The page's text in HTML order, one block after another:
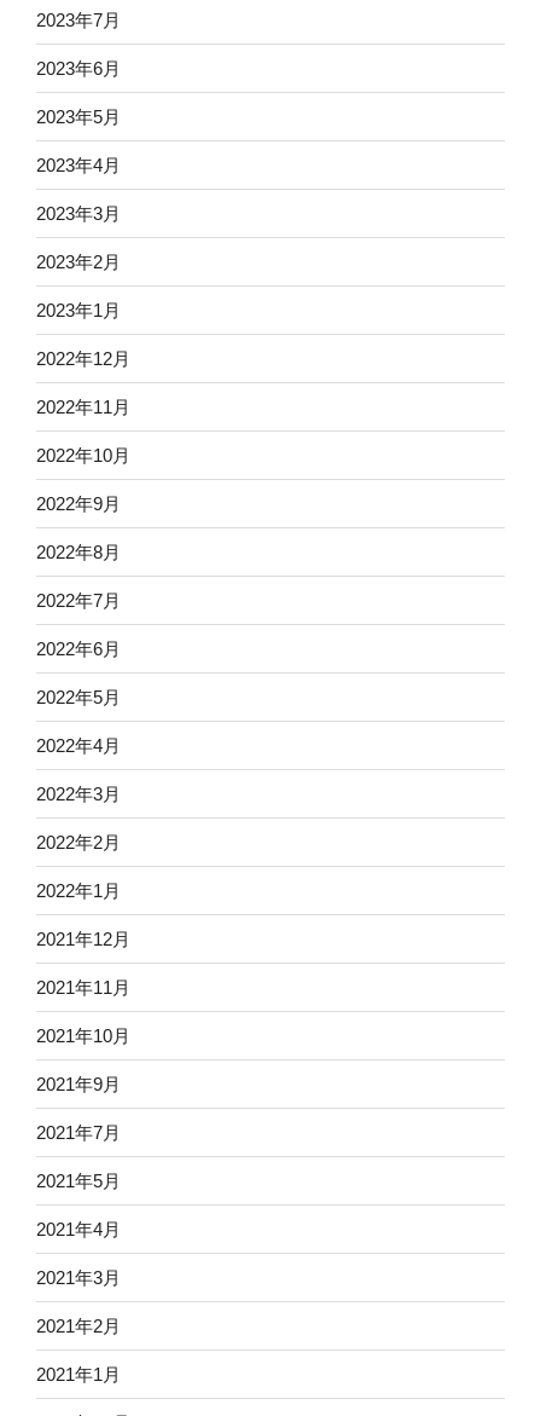
2023年7月
2023年6月
2023年5月
2023年4月
2023年3月
2023年2月
2023年1月
2022年12月
2022年11月
2022年10月
2022年9月
2022年8月
2022年7月
2022年6月
2022年5月
2022年4月
2022年3月
2022年2月
2022年1月
2021年12月
2021年11月
2021年10月
2021年9月
2021年7月
2021年5月
2021年4月
2021年3月
2021年2月
2021年1月